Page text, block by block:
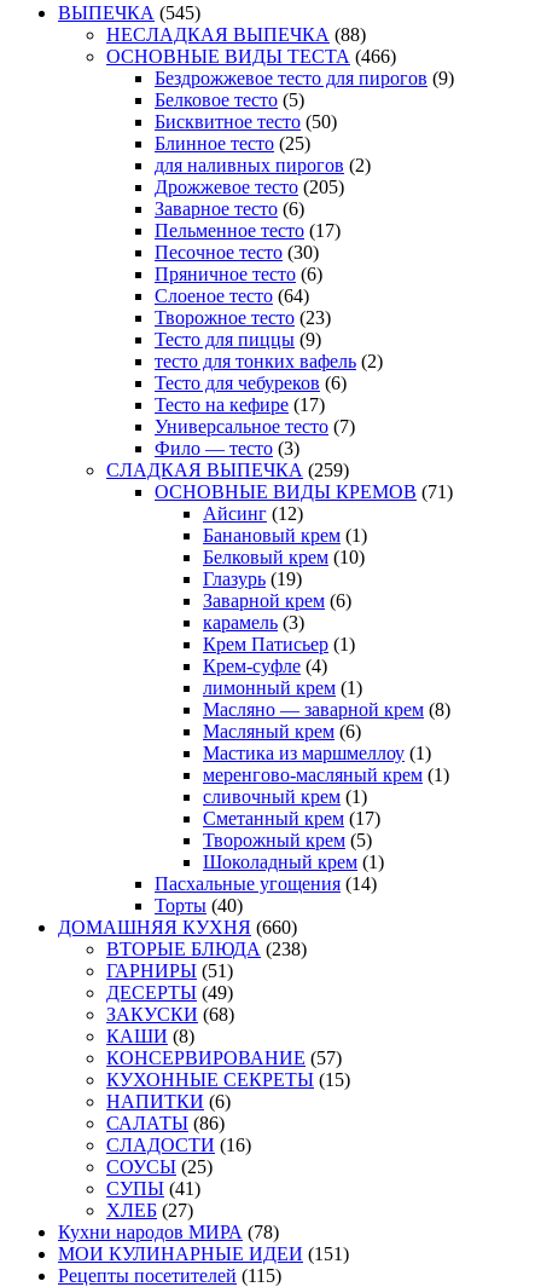
ВЫПЕЧКА (545)
НЕСЛАДКАЯ ВЫПЕЧКА (88)
ОСНОВНЫЕ ВИДЫ ТЕСТА (466)
Бездрожжевое тесто для пирогов (9)
Белковое тесто (5)
Бисквитное тесто (50)
Блинное тесто (25)
для наливных пирогов (2)
Дрожжевое тесто (205)
Заварное тесто (6)
Пельменное тесто (17)
Песочное тесто (30)
Пряничное тесто (6)
Слоеное тесто (64)
Творожное тесто (23)
Тесто для пиццы (9)
тесто для тонких вафель (2)
Тесто для чебуреков (6)
Тесто на кефире (17)
Универсальное тесто (7)
Фило — тесто (3)
СЛАДКАЯ ВЫПЕЧКА (259)
ОСНОВНЫЕ ВИДЫ КРЕМОВ (71)
Айсинг (12)
Банановый крем (1)
Белковый крем (10)
Глазурь (19)
Заварной крем (6)
карамель (3)
Крем Патисьер (1)
Крем-суфле (4)
лимонный крем (1)
Масляно — заварной крем (8)
Масляный крем (6)
Мастика из маршмеллоу (1)
меренгово-масляный крем (1)
сливочный крем (1)
Сметанный крем (17)
Творожный крем (5)
Шоколадный крем (1)
Пасхальные угощения (14)
Торты (40)
ДОМАШНЯЯ КУХНЯ (660)
ВТОРЫЕ БЛЮДА (238)
ГАРНИРЫ (51)
ДЕСЕРТЫ (49)
ЗАКУСКИ (68)
КАШИ (8)
КОНСЕРВИРОВАНИЕ (57)
КУХОННЫЕ СЕКРЕТЫ (15)
НАПИТКИ (6)
САЛАТЫ (86)
СЛАДОСТИ (16)
СОУСЫ (25)
СУПЫ (41)
ХЛЕБ (27)
Кухни народов МИРА (78)
МОИ КУЛИНАРНЫЕ ИДЕИ (151)
Рецепты посетителей (115)